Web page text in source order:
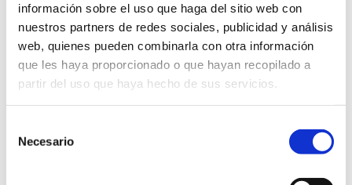
información sobre el uso que haga del sitio web con
nuestros partners de redes sociales, publicidad y análisis
web, quienes pueden combinarla con otra información
que les haya proporcionado o que hayan recopilado a
partir del uso que haya hecho de sus servicios.
Necesario
ANA URZAINQUI, NUEVA JUGADORA DE OSASUNA FEMENINO
01 jul. 2025